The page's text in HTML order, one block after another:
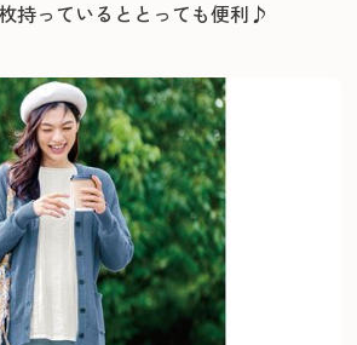
持っているととっても便利♪